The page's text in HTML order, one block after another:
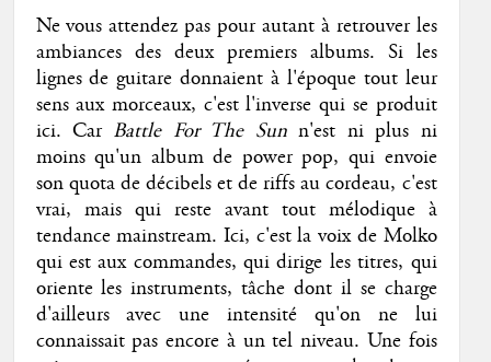
Ne vous attendez pas pour autant à retrouver les
ambiances des deux premiers albums. Si les
lignes de guitare donnaient à l'époque tout leur
sens aux morceaux, c'est l'inverse qui se produit
ici. Car Battle For The Sunn'est ni plus ni
moins qu'un album de power pop, qui envoie
son quota de décibels et de riffs au cordeau, c'est
vrai, mais qui reste avant tout mélodique à
tendance mainstream. Ici, c'est la voix de Molko
qui est aux commandes, qui dirige les titres, qui
oriente les instruments, tâche dont il se charge
d'ailleurs avec une intensité qu'on ne lui
connaissait pas encore à un tel niveau. Une fois